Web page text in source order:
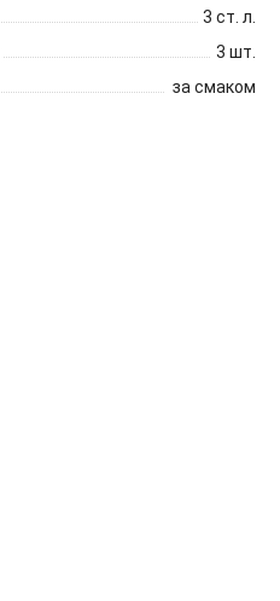
3 ст. л.
3 шт.
за смаком